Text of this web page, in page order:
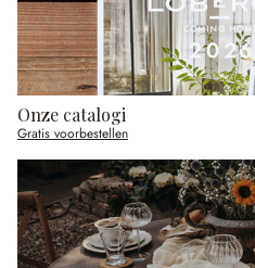
Onze catalogi
Gratis voorbestellen